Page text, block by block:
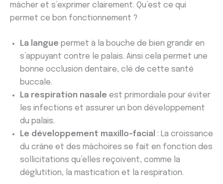
mâcher et s’exprimer clairement. Qu’est ce qui
permet ce bon fonctionnement ?
La langue permet à la bouche de bien grandir en
s’appuyant contre le palais. Ainsi cela permet une
bonne occlusion dentaire, clé de cette santé
buccale.
La respiration nasale est primordiale pour éviter
les infections et assurer un bon développement
du palais.
Le développement maxillo-facial : La croissance
du crâne et des mâchoires se fait en fonction des
sollicitations qu’elles reçoivent, comme la
déglutition, la mastication et la respiration.